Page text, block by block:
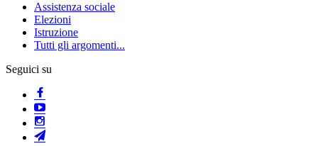
Assistenza sociale
Elezioni
Istruzione
Tutti gli argomenti...
Seguici su